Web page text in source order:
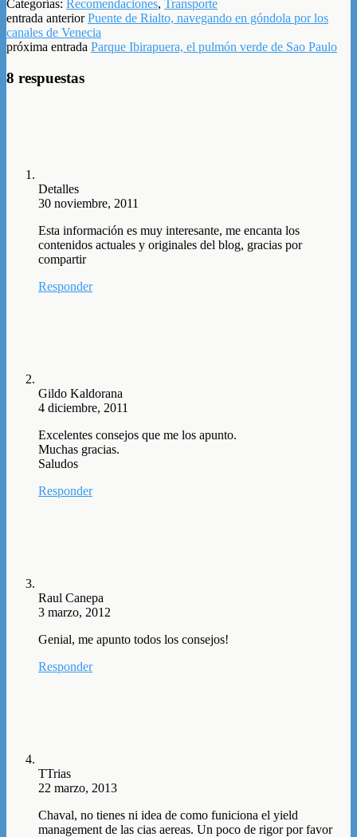
Categorías: Recomendaciones, Transporte
entrada anteriorPuente de Rialto, navegando en góndola por los
canales de Venecia
próxima entrada Parque Ibirapuera, el pulmón verde de Sao Paulo
8 respuestas
Detalles
30 noviembre, 2011
Esta información es muy interesante, me encanta los
contenidos actuales y originales del blog, gracias por
compartir
Responder
Gildo Kaldorana
4 diciembre, 2011
Excelentes consejos que me los apunto.
Muchas gracias.
Saludos
Responder
Raul Canepa
3 marzo, 2012
Genial, me apunto todos los consejos!
Responder
TTrias
22 marzo, 2013
Chaval, no tienes ni idea de como funiciona el yield
management de las cias aereas. Un poco de rigor por favor